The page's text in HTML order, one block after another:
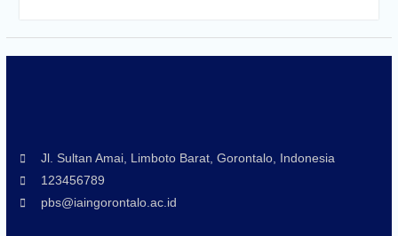
Jl. Sultan Amai, Limboto Barat, Gorontalo, Indonesia
123456789
pbs@iaingorontalo.ac.id